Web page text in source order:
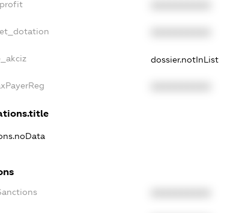
dossier.notInList